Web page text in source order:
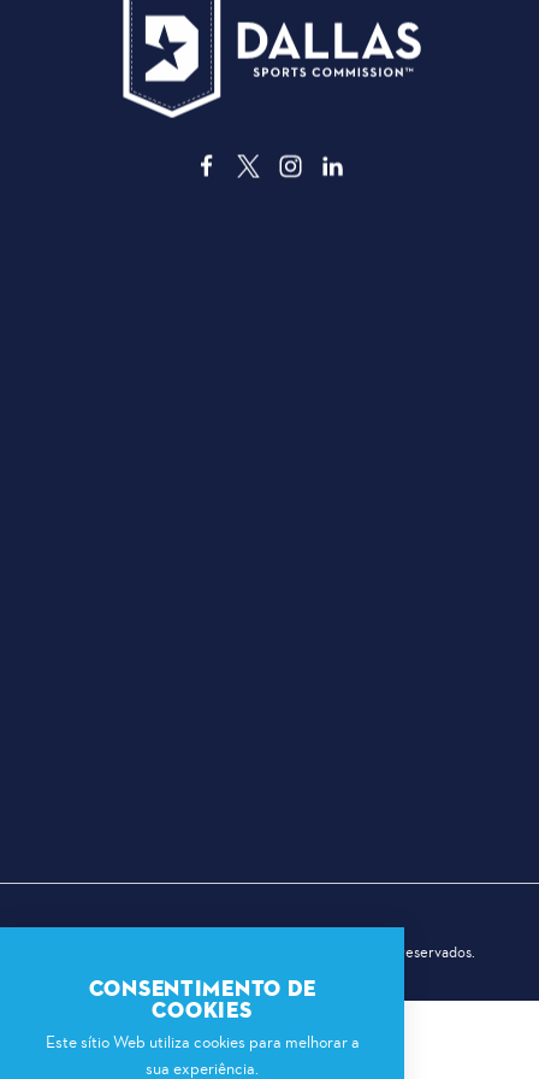
© 2026 Dallas Sports Commission. Todos os direitos reservados.
CONSENTIMENTO DE
COOKIES
Este sítio Web utiliza cookies para melhorar a
sua experiência.